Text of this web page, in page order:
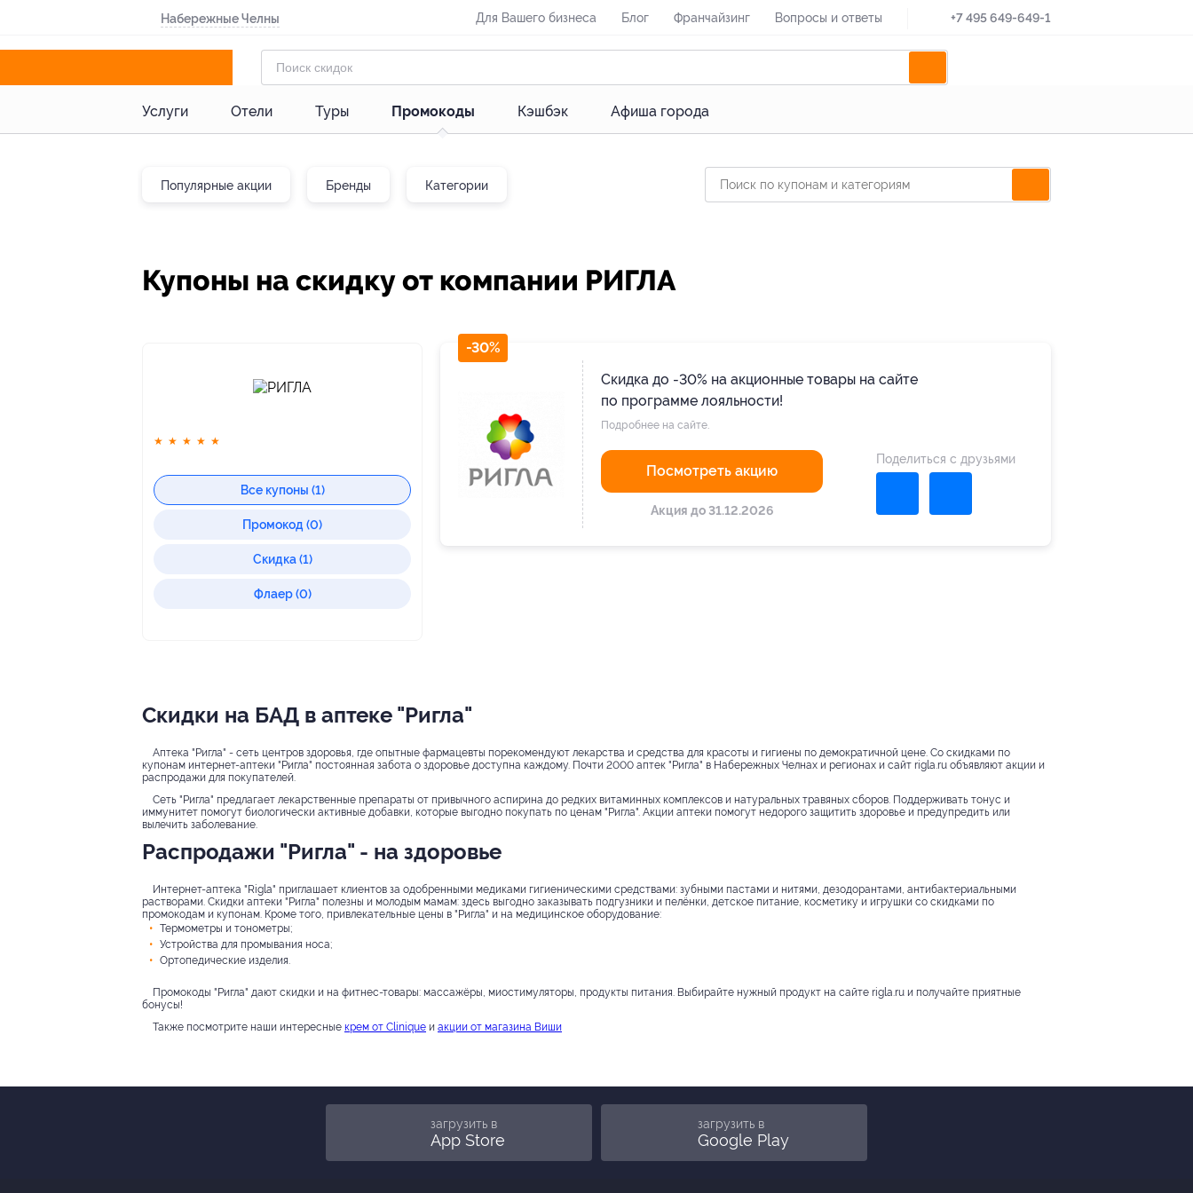
Набережные Челны Для Вашего бизнеса Блог Франчайзинг Вопросы и ответы +7 495 649-649-1
Услуги Отели Туры Промокоды Кэшбэк Афиша города
Популярные акции Бренды Категории
Купоны на скидку от компании РИГЛА
★ ★ ★ ★ ★
Все купоны (1)
Промокод (0)
Скидка (1)
Флаер (0)
-30%
Скидка до -30% на акционные товары на сайте
по программе лояльности!
Подробнее на сайте.
Посмотреть акцию
Акция до 31.12.2026
Поделиться с друзьями
Скидки на БАД в аптеке "Ригла"
Аптека "Ригла" - сеть центров здоровья, где опытные фармацевты порекомендуют лекарства и средства для красоты и гигиены по демократичной цене. Со скидками по
купонам интернет-аптеки "Ригла" постоянная забота о здоровье доступна каждому. Почти 2000 аптек "Ригла" в Набережных Челнах и регионах и сайт rigla.ru объявляют акции и
распродажи для покупателей.
Сеть "Ригла" предлагает лекарственные препараты от привычного аспирина до редких витаминных комплексов и натуральных травяных сборов. Поддерживать тонус и
иммунитет помогут биологически активные добавки, которые выгодно покупать по ценам "Ригла". Акции аптеки помогут недорого защитить здоровье и предупредить или
вылечить заболевание.
Распродажи "Ригла" - на здоровье
Интернет-аптека "Rigla" приглашает клиентов за одобренными медиками гигиеническими средствами: зубными пастами и нитями, дезодорантами, антибактериальными
растворами. Скидки аптеки "Ригла" полезны и молодым мамам: здесь выгодно заказывать подгузники и пелёнки, детское питание, косметику и игрушки со скидками по
промокодам и купонам. Кроме того, привлекательные цены в "Ригла" и на медицинское оборудование:
Термометры и тонометры;
Устройства для промывания носа;
Ортопедические изделия.
Промокоды "Ригла" дают скидки и на фитнес-товары: массажёры, миостимуляторы, продукты питания. Выбирайте нужный продукт на сайте rigla.ru и получайте приятные
бонусы!
Также посмотрите наши интересные крем от Clinique и акции от магазина Виши
загрузить в
App Store
загрузить в
Google Play